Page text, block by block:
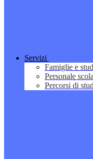
Servizi
Famiglie e
Personale
Percorsi di